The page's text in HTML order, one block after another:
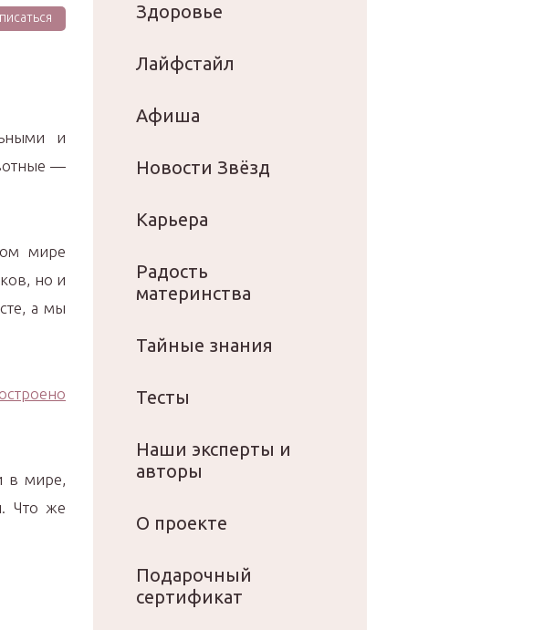
и
—
мире
но и
а мы
в мире,
Что же
Здоровье
Лайфстайл
Афиша
Новости Звёзд
Карьера
Радость
материнства
Тайные знания
Тесты
Наши эксперты и
авторы
О проекте
Подарочный
сертификат